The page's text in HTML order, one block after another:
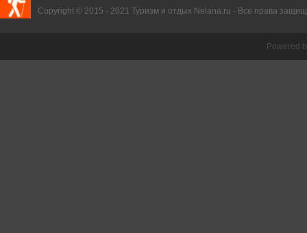
Copyright © 2015 - 2021 Туризм и отдых Nelana.ru - Все права
Powered